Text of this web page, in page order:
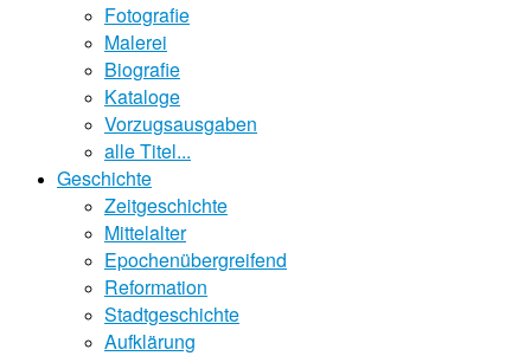
Fotografie
Malerei
Biografie
Kataloge
Vorzugsausgaben
alle Titel...
Geschichte
Zeitgeschichte
Mittelalter
Epochenübergreifend
Reformation
Stadtgeschichte
Aufklärung